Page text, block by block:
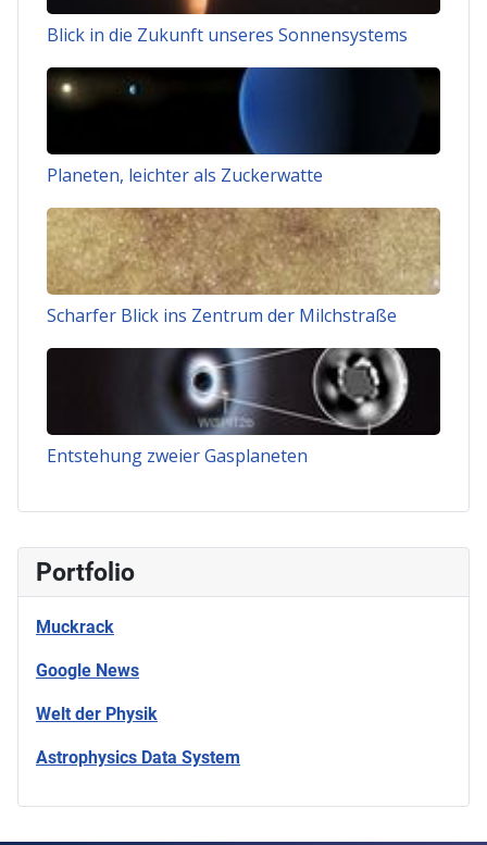
Portfolio
Muckrack
Google News
Welt der Physik
Astrophysics Data System
Blick in die Zukunft unseres Sonnensystems
Planeten, leichter als Zuckerwatte
Scharfer Blick ins Zentrum der Milchstraße
Entstehung zweier Gasplaneten